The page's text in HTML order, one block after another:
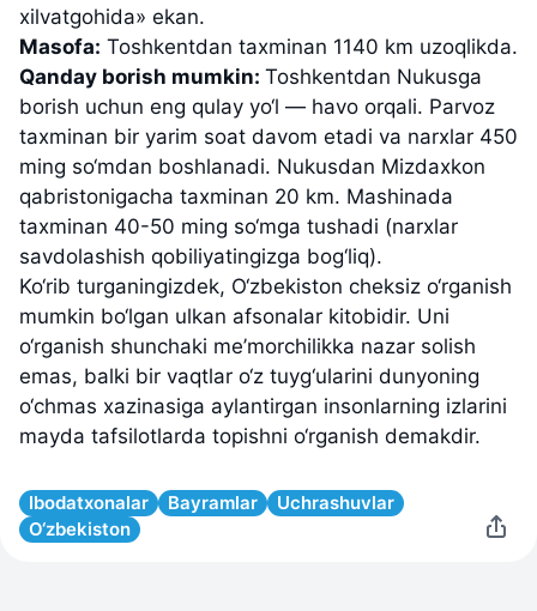
xilvatgohida» ekan.
Masofa: Toshkentdan taxminan 1140 km uzoqlikda.
Qanday borish mumkin: Toshkentdan Nukusga
borish uchun eng qulay yo‘l — havo orqali. Parvoz
taxminan bir yarim soat davom etadi va narxlar 450
ming so‘mdan boshlanadi. Nukusdan Mizdaxkon
qabristonigacha taxminan 20 km. Mashinada
taxminan 40-50 ming so‘mga tushadi (narxlar
savdolashish qobiliyatingizga bog‘liq).
Ko‘rib turganingizdek, O‘zbekiston cheksiz o‘rganish
mumkin bo‘lgan ulkan afsonalar kitobidir. Uni
o‘rganish shunchaki me’morchilikka nazar solish
emas, balki bir vaqtlar o‘z tuyg‘ularini dunyoning
o‘chmas xazinasiga aylantirgan insonlarning izlarini
mayda tafsilotlarda topishni o‘rganish demakdir.
Ibodatxonalar Bayramlar
Uchrashuvlar
O‘zbekiston